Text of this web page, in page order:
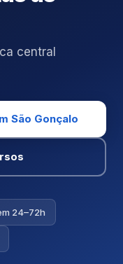
central
São Gonçalo
24–72h